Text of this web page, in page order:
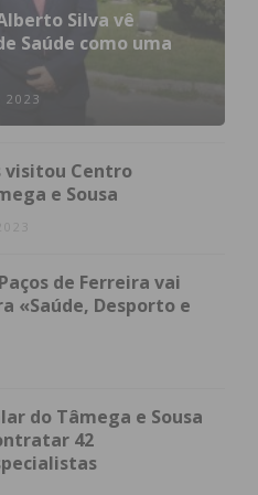
Silva vê
Saúde como uma
2023
visitou Centro
e Sousa
de Ferreira vai
«Saúde, Desporto e
do Tâmega e Sousa
42